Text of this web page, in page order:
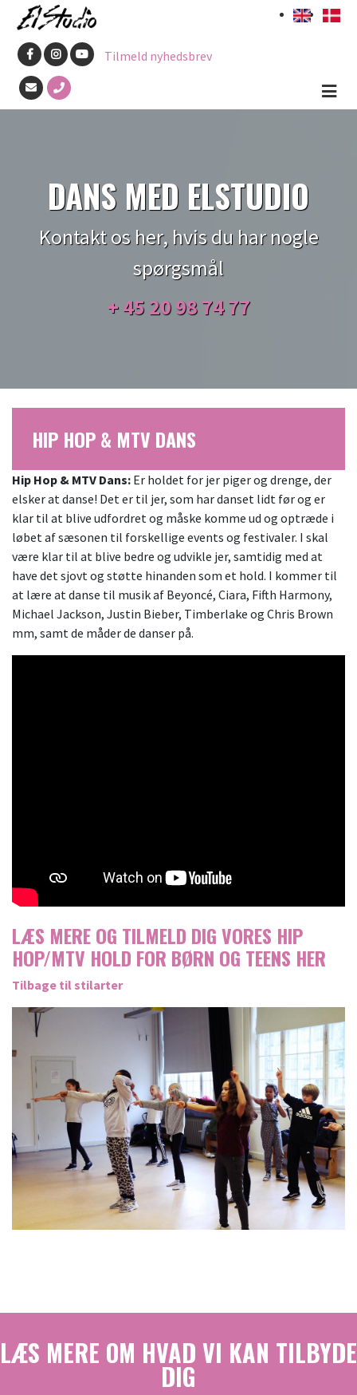
hovedindhold
Tilmeld nyhedsbrev
DANS MED ELSTUDIO
Kontakt os her, hvis du har nogle
spørgsmål
+ 45 20 98 74 77
HIP HOP & MTV DANS
Hip Hop & MTV Dans: Er holdet for jer piger og drenge, der
elsker at danse! Det er til jer, som har danset lidt før og er
klar til at blive udfordret og måske komme ud og optræde i
løbet af sæsonen til forskellige events og festivaler. I skal
være klar til at blive bedre og udvikle jer, samtidig med at
have det sjovt og støtte hinanden som et hold. I kommer til
at lære at danse til musik af Beyoncé, Ciara, Fifth Harmony,
Michael Jackson, Justin Bieber, Timberlake og Chris Brown
mm, samt de måder de danser på.
LÆS MERE OG TILMELD DIG VORES HIP
HOP/MTV HOLD FOR BØRN OG TEENS HER
Tilbage til stilarter
LÆS MERE OM HVAD VI KAN TILBYDE
DIG